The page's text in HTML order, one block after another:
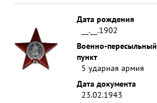
Дата рождения
__.__.1902
Военно-пересыльный
пункт
5 ударная армия
Дата документа
23.02.1943